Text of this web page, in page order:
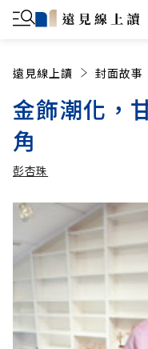
遠見線上讀 封面故事
金飾潮化，
角
彭杏珠
彭杏珠